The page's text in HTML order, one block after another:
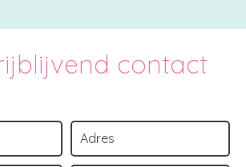
contact